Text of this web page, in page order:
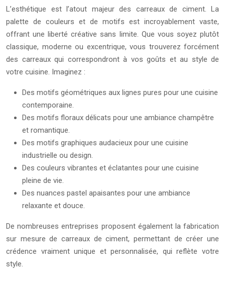
L’esthétique est l’atout majeur des carreaux de ciment. La
palette de couleurs et de motifs est incroyablement vaste,
offrant une liberté créative sans limite. Que vous soyez plutôt
classique, moderne ou excentrique, vous trouverez forcément
des carreaux qui correspondront à vos goûts et au style de
votre cuisine. Imaginez :
Des motifs géométriques aux lignes pures pour une cuisine
contemporaine.
Des motifs floraux délicats pour une ambiance champêtre
et romantique.
Des motifs graphiques audacieux pour une cuisine
industrielle ou design.
Des couleurs vibrantes et éclatantes pour une cuisine
pleine de vie.
Des nuances pastel apaisantes pour une ambiance
relaxante et douce.
De nombreuses entreprises proposent également la fabrication
sur mesure de carreaux de ciment, permettant de créer une
crédence vraiment unique et personnalisée, qui reflète votre
style.